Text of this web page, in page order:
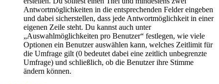
Antwortmöglichkeiten in die entsprechenden Felder eingeben
und dabei sicherstellen, dass jede Antwortmöglichkeit in einer
eigenen Zeile steht. Du kannst auch unter
„Auswahlmöglichkeiten pro Benutzer“ festlegen, wie viele
Optionen ein Benutzer auswählen kann, welches Zeitlimit für
die Umfrage gilt (0 bedeutet dabei eine zeitlich unbegrenzte
Umfrage) und schließlich, ob die Benutzer ihre Stimme
ändern können.